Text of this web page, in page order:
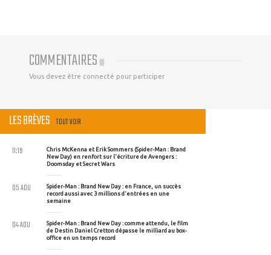
COMMENTAIRES (0)
Vous devez être connecté pour participer
LES BRÈVES TOUT VOIR
Chris McKenna et Erik Sommers (Spider-Man : Brand
New Day) en renfort sur l'écriture de Avengers :
Doomsday et Secret Wars
11:19
Spider-Man : Brand New Day : en France, un succès
record aussi avec 3 millions d'entrées en une
semaine
05 AOU
Spider-Man : Brand New Day : comme attendu, le film
de Destin Daniel Cretton dépasse le milliard au box-
office en un temps record
04 AOU